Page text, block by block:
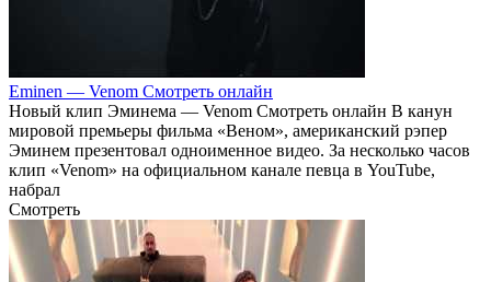
Eminen — Venom Смотреть онлайн
Новый клип Эминема — Venom Смотреть онлайн В канун
мировой премьеры фильма «Веном», американский рэпер
Эминем презентовал одноименное видео. За несколько часов
клип «Venom» на официальном канале певца в YouTube,
набрал
Смотреть